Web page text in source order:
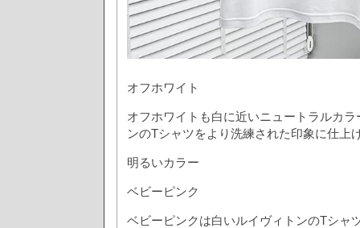
オフホワイト
オフホワイトも白に近いニュートラルカ
ンのTシャツをより洗練された印象に仕上
明るいカラー
ベビーピンク
ベビーピンクは白いルイヴィトンのTシャ